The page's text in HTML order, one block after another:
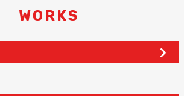
WORKS